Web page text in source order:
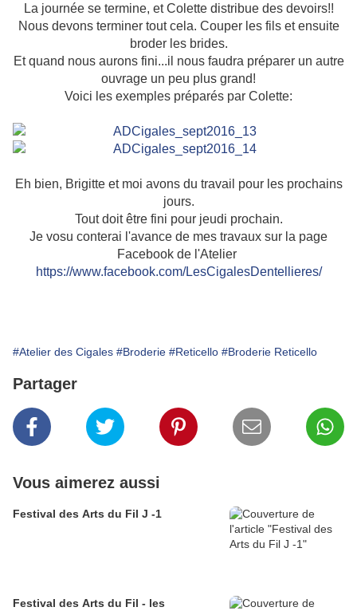
La journée se termine, et Colette distribue des devoirs!!
Nous devons terminer tout cela. Couper les fils et ensuite
broder les brides.
Et quand nous aurons fini...il nous faudra préparer un autre
ouvrage un peu plus grand!
Voici les exemples préparés par Colette:
Eh bien, Brigitte et moi avons du travail pour les prochains
jours.
Tout doit être fini pour jeudi prochain.
Je vosu conterai l'avance de mes travaux sur la page
Facebook de l'Atelier
https://www.facebook.com/LesCigalesDentellieres/
#Atelier des Cigales #Broderie #Reticello #Broderie Reticello
Partager
Vous aimerez aussi
Festival des Arts du Fil J -1
Festival des Arts du Fil - les